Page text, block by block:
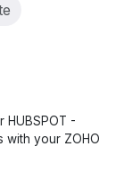
HUBSPOT -
with your ZOHO